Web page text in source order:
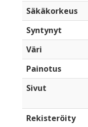
Säkäkorkeus
Syntynyt
Väri
Painotus
Sivut
Rekisteröity